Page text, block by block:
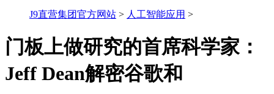
J9直营集团官方网站 > 人工智能应用 >
门板上做研究的首席科学家：
Jeff Dean解密谷歌和